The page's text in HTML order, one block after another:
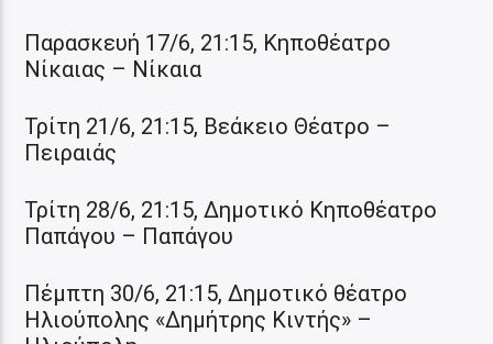
Παρασκευή 17/6, 21:15, Κηποθέατρο
Νίκαιας – Νίκαια
Τρίτη 21/6, 21:15, Βεάκειο Θέατρο –
Πειραιάς
Τρίτη 28/6, 21:15, Δημοτικό Κηποθέατρο
Παπάγου – Παπάγου
Πέμπτη 30/6, 21:15, Δημοτικό θέατρο
Ηλιούπολης «Δημήτρης Κιντής» –